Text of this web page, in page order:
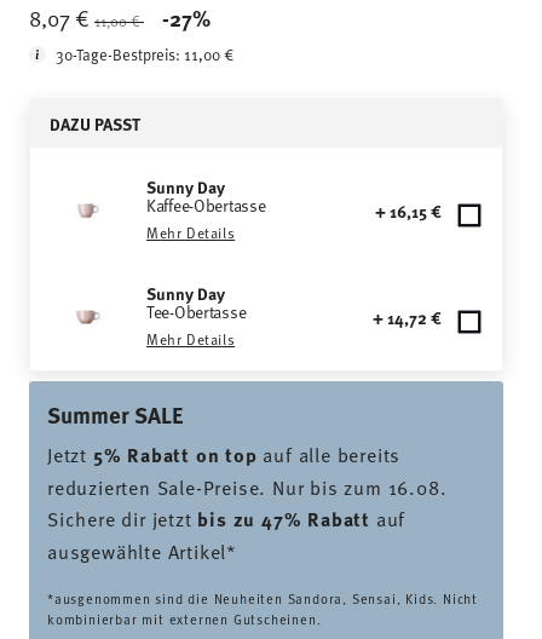
8,07 € Price reduced from
11,00 € -27%
30-Tage-Bestpreis:11,00 €
DAZU PASST
Sunny Day
Kaffee-Obertasse
Mehr Details
+ 16,15 €
Sunny Day
Tee-Obertasse
Mehr Details
+ 14,72 €
Summer SALE
Jetzt 5% Rabatt on top auf alle bereits
reduzierten Sale-Preise. Nur bis zum 16.08.
Sichere dir jetzt bis zu 47% Rabatt auf
ausgewählte Artikel*
*ausgenommen sind die Neuheiten Sandora, Sensai, Kids. Nicht
kombinierbar mit externen Gutscheinen.